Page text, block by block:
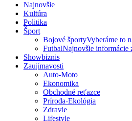
Najnovšie
Kultúra
Politika
Šport
Bojové športyVyberáme to
FutbalNajnovšie informácie
Showbiznis
Zaujímavosti
Auto-Moto
Ekonomika
Obchodné reťazce
Príroda-Ekológia
Zdravie
Lifestyle